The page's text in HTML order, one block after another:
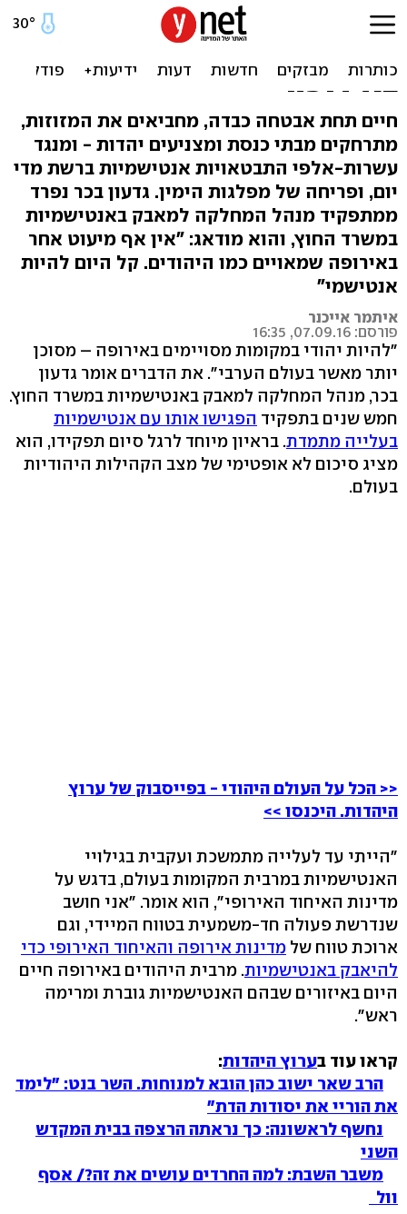
בכיר במשרד החוץ מאשים:
היהודים שוב הפכו לקורבן
באירופה
חיים תחת אבטחה כבדה, מחביאים את המזוזות,
מתרחקים מבתי כנסת ומצניעים יהדות - ומנגד
עשרות-אלפי התבטאויות אנטישמיות ברשת מדי
יום, ופריחה של מפלגות הימין. גדעון בכר נפרד
ממתפקיד מנהל המחלקה למאבק באנטישמיות
במשרד החוץ, והוא מודאג: "אין אף מיעוט אחר
באירופה שמאויים כמו היהודים. קל היום להיות
אנטישמי"
איתמר אייכנר
פורסם: 07.09.16, 16:35
"להיות יהודי במקומות מסויימים באירופה – מסוכן
יותר מאשר בעולם הערבי". את הדברים אומר גדעון
בכר, מנהל המחלקה למאבק באנטישמיות במשרד החוץ.
חמש שנים בתפקיד הפגישו אותו עם אנטישמיות
בעלייה מתמדת. בראיון מיוחד לרגל סיום תפקידו, הוא
מציג סיכום לא אופטימי של מצב הקהילות היהודיות
בעולם.
<< הכל על העולם היהודי - בפייסבוק של ערוץ
היהדות. היכנסו >>
"הייתי עד לעלייה מתמשכת ועקבית בגילויי
האנטישמיות במרבית המקומות בעולם, בדגש על
מדינות האיחוד האירופי", הוא אומר. "אני חושב
שנדרשת פעולה חד-משמעית בטווח המיידי, וגם
ארוכת טווח של מדינות אירופה והאיחוד האירופי כדי
להיאבק באנטישמיות. מרבית היהודים באירופה חיים
היום באיזורים שבהם האנטישמיות גוברת ומרימה
ראש".
קראו עוד בערוץ היהדות:
הרב שאר ישוב כהן הובא למנוחות. השר בנט: "לימד
את הוריי את יסודות הדת"
נחשף לראשונה: כך נראתה הרצפה בבית המקדש
השני
משבר השבת: למה החרדים עושים את זה?/ אסף
וול